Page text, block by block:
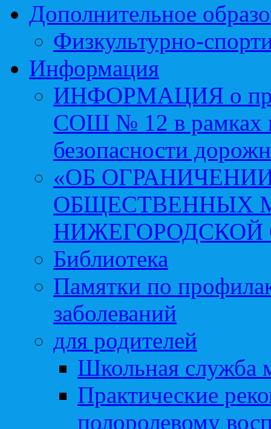
Дополнительное
Физкультурно-
Информация
ИНФОРМАЦИЯ о
СОШ № 12 в рамках
безопасности
«ОБ
ОБЩЕСТВЕННЫХ
НИЖЕГОРОДСКОЙ
Библиотека
Памятки по
заболеваний
для родителей
Школьная служба
Практические
полоролевому